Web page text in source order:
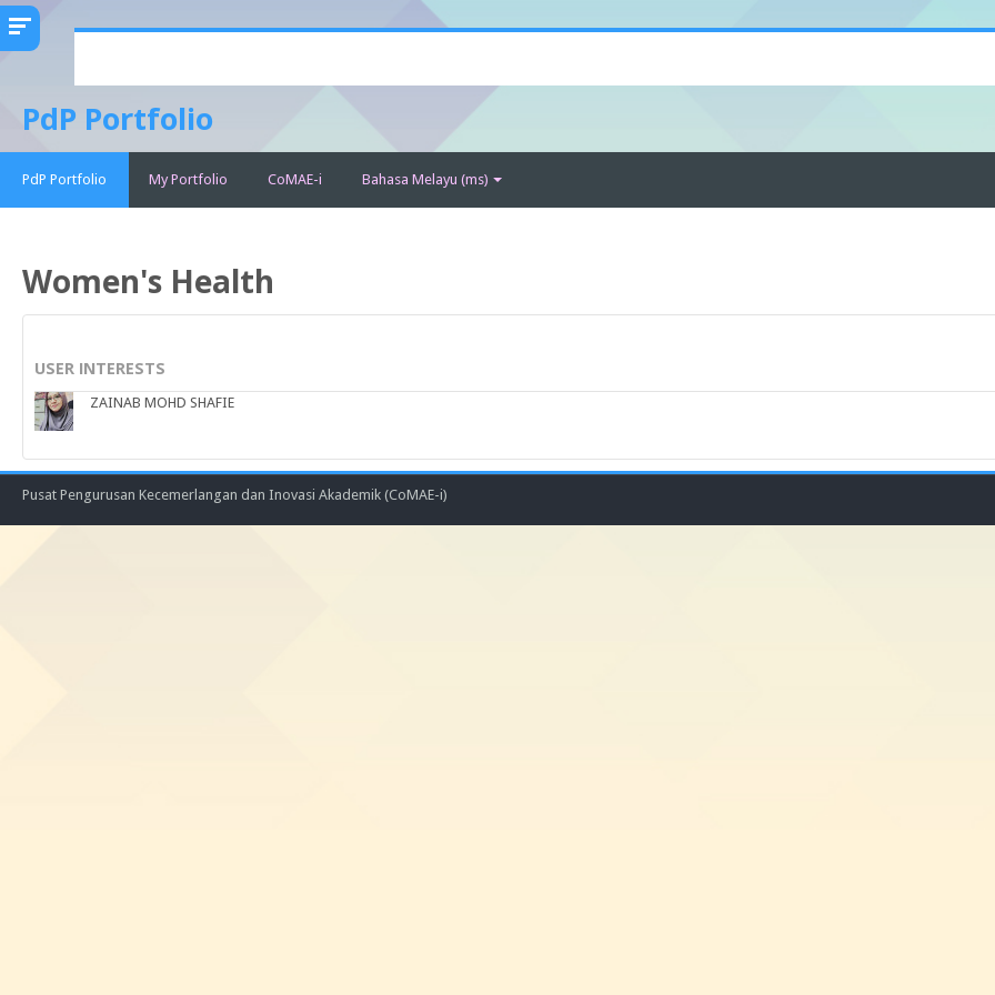
Langkau
utamaPdP Portfolio
PdP Portfolio My Portfolio CoMAE-i Bahasa Melayu ‎(ms)‎
Women's Health
USER INTERESTS
ZAINAB MOHD SHAFIE
Pusat Pengurusan Kecemerlangan dan Inovasi Akademik (CoMAE-i)